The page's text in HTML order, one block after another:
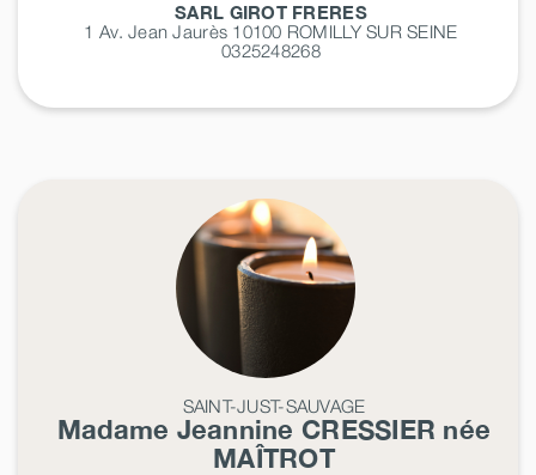
SARL GIROT FRERES
1 Av. Jean Jaurès 10100 ROMILLY SUR SEINE
0325248268
SAINT-JUST-SAUVAGE
Madame Jeannine CRESSIER née
MAÎTROT